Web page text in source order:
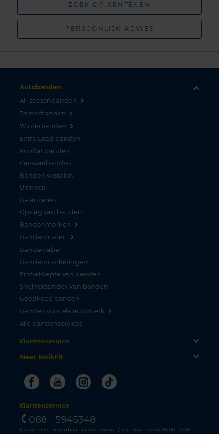
ZOEK OP KENTEKEN
PERSOONLIJK ADVIES
Autobanden
All-seasonbanden
Zomerbanden
Winterbanden
Extra Load banden
Runflat banden
Caravanbanden
Banden wisselen
Uitlijnen
Balanceren
Opslag van banden
Bandenmerken
Bandenmaten
Bandenlabel
Bandenmarkeringen
Profieldiepte van banden
Snelheidsindex van banden
Goedkope banden
Banden voor elk automerk
Alle bandenservices
Klantenservice
Meer KwikFit
FacebookYoutubeInstagram
Tiktok
Klantenservice
088 - 5945348
Lokaal tarief. Bereikbaar van maandag t/m vrijdag tussen 08.00 - 17.30